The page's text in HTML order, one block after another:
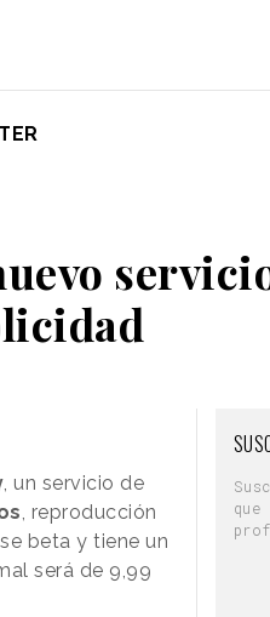
, un servicio de
, reproducción
beta y tiene un
será de 9,99